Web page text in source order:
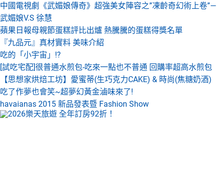
中國電視劇《武媚娘傳奇》超強美女陣容之”凍齡奇幻術上卷”—
武媚娘V.S 徐慧
蘋果日報母親節蛋糕評比出爐 熱騰騰的蛋糕得獎名單
『九品元』真材實料 美味介紹
吃的「小宇宙」!?
[試吃宅配]很普通水煎包-吃來一點也不普通 回購率超高水煎包
【思想家烘焙工坊】愛蜜蒂(生巧克力CAKE) & 時尚(焦糖奶酒)
吃了作夢也會笑~超夢幻黃金滷味來了!
havaianas 2015 新品發表暨 Fashion Show